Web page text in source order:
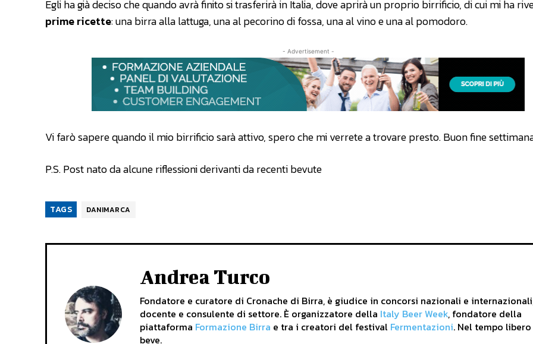
Egli ha già deciso che quando avrà finito si trasferirà in Italia, dove aprirà un proprio birrificio, di cui mi ha
prime ricette: una birra alla lattuga, una al pecorino di fossa, una al vino e una al pomodoro.
- Advertisement -
Vi farò sapere quando il mio birrificio sarà attivo, spero che mi verrete a trovare presto. Buon fine
P.S. Post nato da alcune riflessioni derivanti da recenti bevute
TAGS DANIMARCA
Andrea Turco
Fondatore e curatore di Cronache di Birra, è giudice in concorsi nazionali e
docente e consulente di settore. È organizzatore della Italy Beer Week, fondatore della
piattaforma Formazione Birra e tra i creatori del festival Fermentazioni. Nel tempo libero
beve.